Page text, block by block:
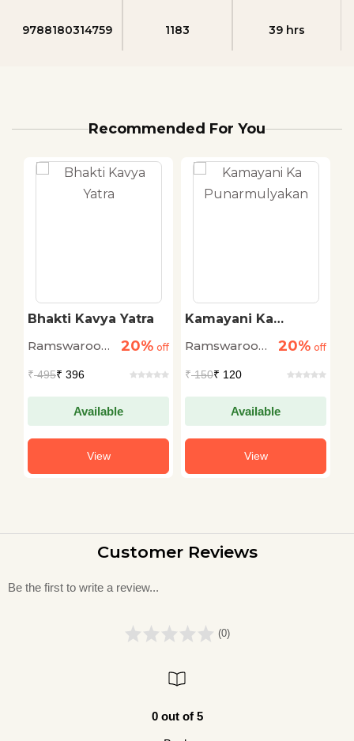
9788180314759 1183 39 hrs
Recommended For You
Bhakti Kavya Yatra
Ramswaroop
20% off
₹495₹ 396
Available
View
Kamayani Ka
Ramswaroop
20% off
₹150₹ 120
Available
View
Customer Reviews
Be the first to write a review...
(0)
0 out of 5